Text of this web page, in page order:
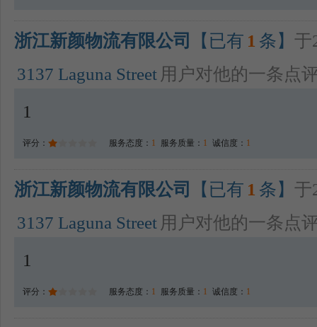
浙江新颜物流有限公司 【已有 1 条】 于
3137 Laguna Street 用户对他的一条点
1
评分： 服务态度： 1 服务质量： 1 诚信度： 1
浙江新颜物流有限公司 【已有 1 条】 于
3137 Laguna Street 用户对他的一条点
1
评分： 服务态度： 1 服务质量： 1 诚信度： 1